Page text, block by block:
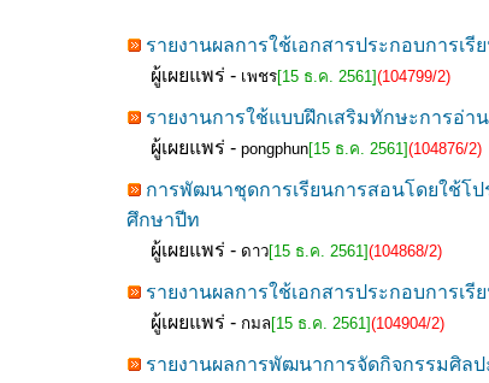
รายงานผลการใช้เอกสารประกอบการเ
ผู้เผยแพร่ - เพชร[15 ธ.ค. 2561](104799/2)
รายงานการใช้แบบฝึกเสริมทักษะการอ่า
ผู้เผยแพร่ - pongphun[15 ธ.ค. 2561](104876/2)
การพัฒนาชุดการเรียนการสอนโดยใช้โป
ศึกษาปีท
ผู้เผยแพร่ - ดาว[15 ธ.ค. 2561](104868/2)
รายงานผลการใช้เอกสารประกอบการเ
ผู้เผยแพร่ - กมล [15 ธ.ค. 2561](104904/2)
รายงานผลการพัฒนาการจัดกิจกรรมศิลป